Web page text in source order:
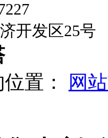
开发区25号
置：
网